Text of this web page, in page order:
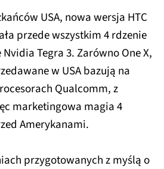
USA, nowa wersja HTC
przede wszystkim 4 rdzenie
Tegra 3. Zarówno One X,
w USA bazują na
Qualcomm, z
marketingowa magia 4
Amerykanami.
przygotowanych z myślą o